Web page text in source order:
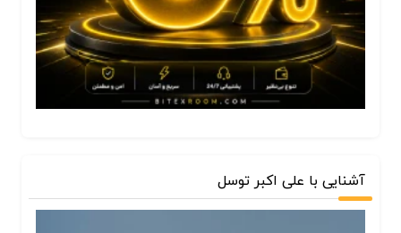
آشنایی با علی اکبر توسل